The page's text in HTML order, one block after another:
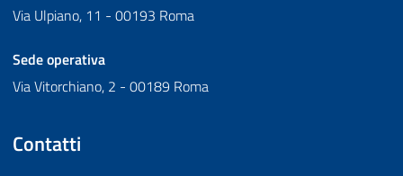
Via Ulpiano, 11 - 00193 Roma
Sede operativa
Via Vitorchiano, 2 - 00189 Roma
Contatti